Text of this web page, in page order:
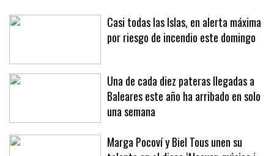
Casi todas las Islas, en alerta máxima
por riesgo de incendio este domingo
Una de cada diez pateras llegadas a
Baleares este año ha arribado en solo
una semana
Marga Pocoví y Biel Tous unen su